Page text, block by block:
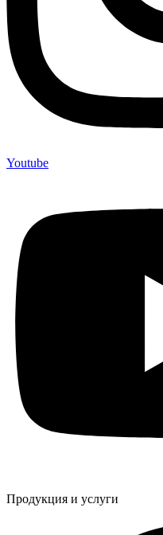
Youtube
Продукция и услуги